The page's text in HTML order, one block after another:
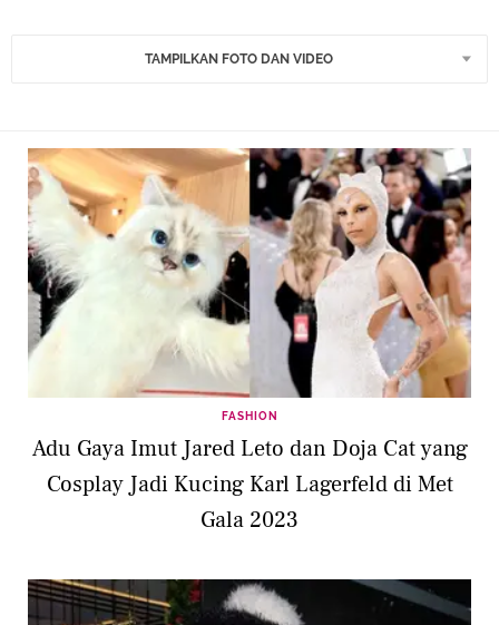
TAMPILKAN FOTO DAN VIDEO
FASHION
Adu Gaya Imut Jared Leto dan Doja Cat yang
Cosplay Jadi Kucing Karl Lagerfeld di Met
Gala 2023